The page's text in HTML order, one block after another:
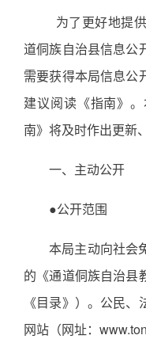
为了更好地提
道侗族自治县信息公
需要获得本局信息公
建议阅读《指南》
南》将及时作出更新
一、主动公开
●公开范围
本局主动向社会
的《通道侗族自治县
《目录》）。公民
网站（网址：